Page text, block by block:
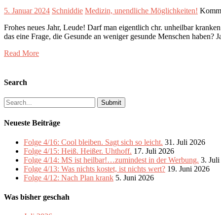
5. Januar 2024 Schniddie Medizin, unendliche Möglichkeiten!
Frohes neues Jahr, Leude! Darf man eigentlich chr. unheilbar
das eine Frage, die Gesunde an weniger gesunde Menschen
Read More
Search
Search
for:
Neueste Beiträge
Folge 4/16: Cool bleiben. Sagt sich so leicht. 31. Juli 2026
Folge 4/15: Heiß. Heißer. Uhthoff. 17. Juli 2026
Folge 4/14: MS ist heilbar!…zumindest in der Werbung. 3.
Folge 4/13: Was nichts kostet, ist nichts wert? 19. Juni 2026
Folge 4/12: Nach Plan krank 5. Juni 2026
Was bisher geschah